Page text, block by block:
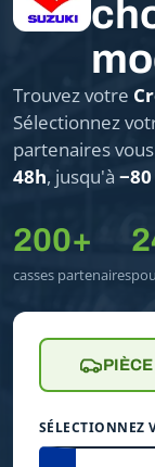
Trouvez votre
Sélectionnez
partenaires
48h, jusqu'à −80
200+
casses partenaires
SÉLECTIONNEZ